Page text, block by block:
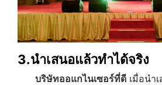
3.นำเสนอแล้วทำได้จริง
บริษัทออแกไนเซอร์ที่ดี เมื่อนำ